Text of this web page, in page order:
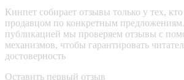
Кинпет собирает отзывы только у тех,
продавцом по конкретным
публикацией мы проверяем отзывы с
механизмов, чтобы гарантировать
достоверность
Оставить первый отзыв